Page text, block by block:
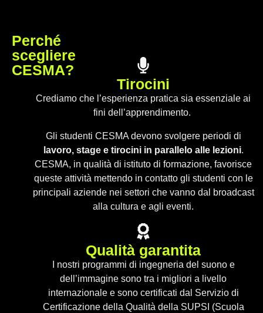
Perché
scegliere
CESMA?
Tirocini
Crediamo che l’esperienza pratica sia essenziale ai
fini dell’apprendimento.
Gli studenti CESMA devono svolgere periodi di
lavoro, stage e tirocini in parallelo alle lezioni.
CESMA, in qualità di istituto di formazione, favorisce
queste attività mettendo in contatto gli studenti con le
principali aziende nei settori che vanno dal broadcast
alla cultura e agli eventi.
Qualità garantita
I nostri programmi di ingegneria del suono e
dell’immagine sono tra i migliori a livello
internazionale e sono certificati dal Servizio di
Certificazione della Qualità della SUPSI (Scuola